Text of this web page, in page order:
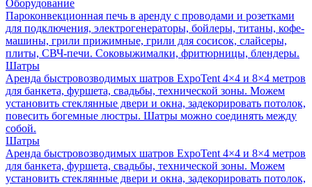
Оборудование
Пароконвекционная печь в аренду с проводами и розетками
для подключения, электрогенераторы, бойлеры, титаны, кофе-
машины, грили прижимные, грили для сосисок, слайсеры,
плиты, СВЧ-печи. Соковыжималки, фритюрницы, блендеры.
Шатры
Аренда быстровозводимых шатров ExpoTent 4×4 и 8×4 метров
для банкета, фуршета, свадьбы, технической зоны. Можем
установить стеклянные двери и окна, задекорировать потолок,
повесить богемные люстры. Шатры можно соединять между
собой.
Шатры
Аренда быстровозводимых шатров ExpoTent 4×4 и 8×4 метров
для банкета, фуршета, свадьбы, технической зоны. Можем
установить стеклянные двери и окна, задекорировать потолок,